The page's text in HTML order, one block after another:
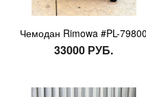
Чемодан Rimowa #PL-79800
33000 РУБ.